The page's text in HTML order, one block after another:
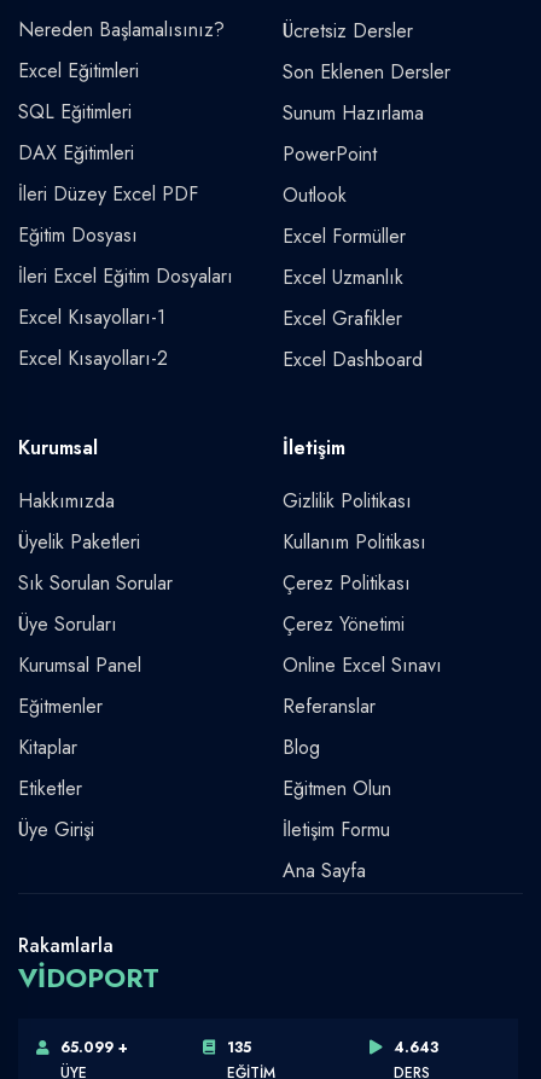
Nereden Başlamalısınız?
Excel Eğitimleri
SQL Eğitimleri
DAX Eğitimleri
İleri Düzey Excel PDF
Eğitim Dosyası
İleri Excel Eğitim Dosyaları
Excel Kısayolları-1
Excel Kısayolları-2
Ücretsiz Dersler
Son Eklenen Dersler
Sunum Hazırlama
PowerPoint
Outlook
Excel Formüller
Excel Uzmanlık
Excel Grafikler
Excel Dashboard
Kurumsal
Hakkımızda
Üyelik Paketleri
Sık Sorulan Sorular
Üye Soruları
Kurumsal Panel
Eğitmenler
Kitaplar
Etiketler
Üye Girişi
İletişim
Gizlilik Politikası
Kullanım Politikası
Çerez Politikası
Çerez Yönetimi
Online Excel Sınavı
Referanslar
Blog
Eğitmen Olun
İletişim Formu
Ana Sayfa
Rakamlarla
VİDOPORT
65.099 +
ÜYE
135
EĞİTİM
4.643
DERS